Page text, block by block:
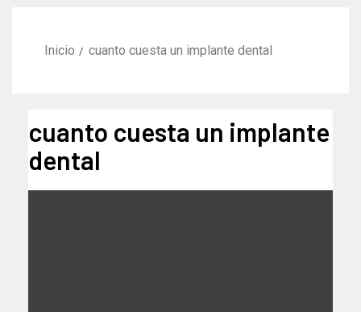
Inicio cuanto cuesta un implante dental
cuanto cuesta un implante
dental